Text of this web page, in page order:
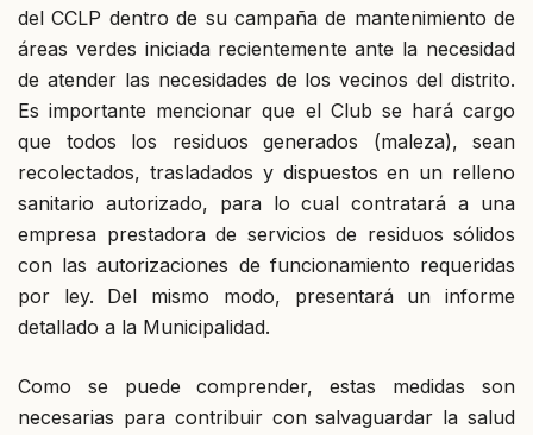
del CCLP dentro de su campaña de mantenimiento de
áreas verdes iniciada recientemente ante la necesidad
de atender las necesidades de los vecinos del distrito.
Es importante mencionar que el Club se hará cargo
que todos los residuos generados (maleza), sean
recolectados, trasladados y dispuestos en un relleno
sanitario autorizado, para lo cual contratará a una
empresa prestadora de servicios de residuos sólidos
con las autorizaciones de funcionamiento requeridas
por ley. Del mismo modo, presentará un informe
detallado a la Municipalidad.
Como se puede comprender, estas medidas son
necesarias para contribuir con salvaguardar la salud